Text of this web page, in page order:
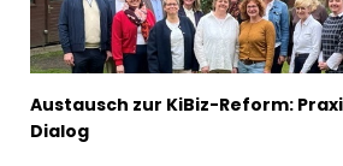
Austausch zur KiBiz-Reform:
Dialog